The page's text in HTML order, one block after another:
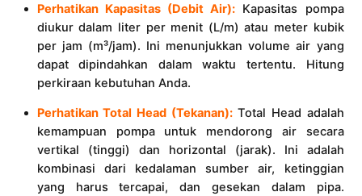
Perhatikan Kapasitas (Debit Air): Kapasitas pompa
diukur dalam liter per menit (L/m) atau meter kubik
per jam (m³/jam). Ini menunjukkan volume air yang
dapat dipindahkan dalam waktu tertentu. Hitung
perkiraan kebutuhan Anda.
Perhatikan Total Head (Tekanan):Total Head adalah
kemampuan pompa untuk mendorong air secara
vertikal (tinggi) dan horizontal (jarak). Ini adalah
kombinasi dari kedalaman sumber air, ketinggian
yang harus tercapai, dan gesekan dalam pipa.